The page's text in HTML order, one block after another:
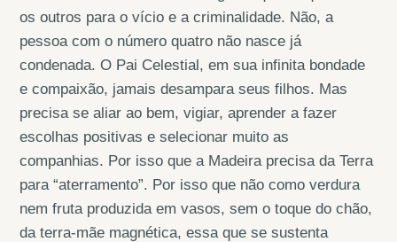
os outros para o vício e a criminalidade. Não, a
pessoa com o número quatro não nasce já
condenada. O Pai Celestial, em sua infinita bondade
e compaixão, jamais desampara seus filhos. Mas
precisa se aliar ao bem, vigiar, aprender a fazer
escolhas positivas e selecionar muito as
companhias. Por isso que a Madeira precisa da Terra
para “aterramento”. Por isso que não como verdura
nem fruta produzida em vasos, sem o toque do chão,
da terra-mãe magnética, essa que se sustenta